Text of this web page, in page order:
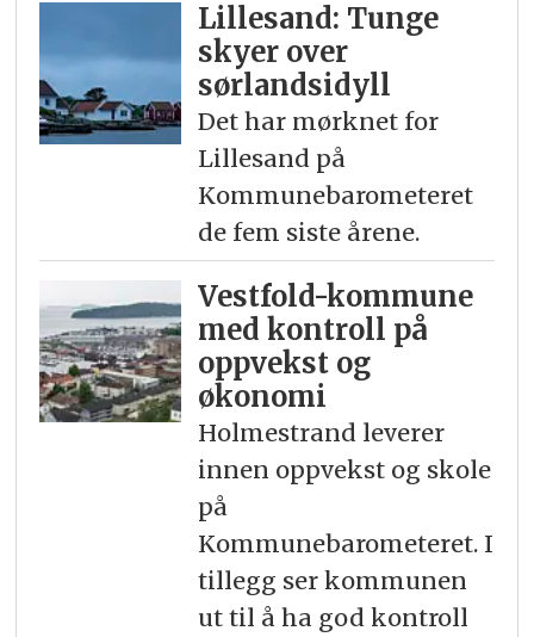
Lillesand: Tunge
skyer over
sørlandsidyll
Det har mørknet for
Lillesand på
Kommunebarometeret
de fem siste årene.
Vestfold-kommune
med kontroll på
oppvekst og
økonomi
Holmestrand leverer
innen oppvekst og skole
på
Kommunebarometeret. I
tillegg ser kommunen
ut til å ha god kontroll